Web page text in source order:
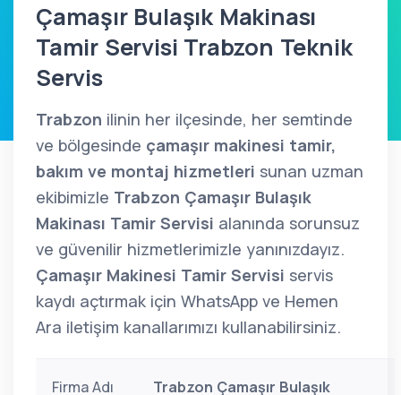
Çamaşır Bulaşık Makinası
Tamir Servisi Trabzon Teknik
Servis
Trabzon ilinin her ilçesinde, her semtinde
ve bölgesinde çamaşır makinesi tamir,
bakım ve montaj hizmetleri sunan uzman
ekibimizle Trabzon Çamaşır Bulaşık
Makinası Tamir Servisi alanında sorunsuz
ve güvenilir hizmetlerimizle yanınızdayız.
Çamaşır Makinesi Tamir Servisi servis
kaydı açtırmak için WhatsApp ve Hemen
Ara iletişim kanallarımızı kullanabilirsiniz.
Firma Adı
Trabzon Çamaşır Bulaşık